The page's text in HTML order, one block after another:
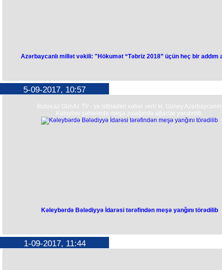
Azərbaycanlı millət vəkili: "Hökumət “Təbriz 2018” üçün heç bir addım
5-09-2017, 10:57
Butov.az GünAz TV - yə istinadən xəbər verir ki, Güney Azərbaycanın
Kəleybər şəhərində meşə zolağında ağaclar yandırılıb.
Kəleybərdə Bələdiyyə İdarəsi tərəfindən meşə yanğını törədilib
1-09-2017, 11:44